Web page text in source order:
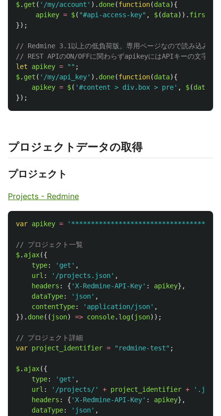
$. get ( ' /my/account ' ). done(function(data){
apikey = $( "#api-access-key" , $(data)). first
});
// Redmine 3.1以上の低負荷版。専用ページなので読み込み負
// REST APIのON/OFFに関わらずapikeyにはAPIキーの文字列
let
apikey = "" ;
$. get ( ' /my/api_key' ). done(function(data){
apikey = $( '#content > div.box > pre' , $(data
});
プロジェクトデータの取得
プロジェクト
Projects - Redmine
var apikey = '
// プロジェクト一覧
$. ajax({
type: ' get ' ,
url : ' /projects.json' ,
headers : { ' X-Redmine-API-Key' : apikey},
dataType: ' json' ,
contentType: ' application/json' ,
}). done(( json) => console. log( json));
// プロジェクト詳細
var project_identifier = " redmine-test" ;
$. ajax({
type: ' get ' ,
url : ' /projects/' + project_identifier + ' .json
headers : { ' X-Redmine-API-Key' : apikey},
dataType: ' json' ,